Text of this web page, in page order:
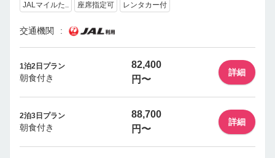
JALマイルた.. 座席指定可 レンタカー付
交通機関
1泊2日プラン
朝食付き
82,400
円〜
詳細
2泊3日プラン
朝食付き
88,700
円〜
詳細